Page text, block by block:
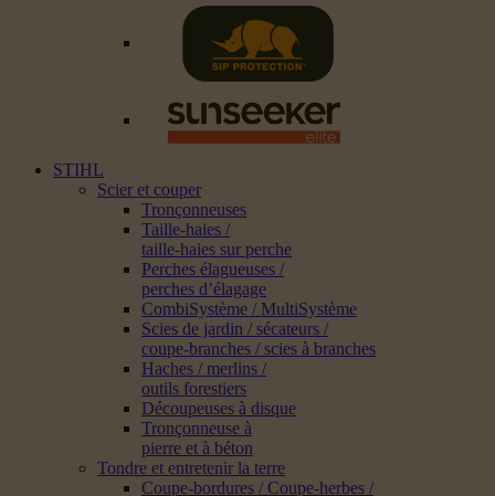
STIHL
Scier et couper
Tronçonneuses
Taille-haies /
taille-haies sur perche
Perches élagueuses /
perches d’élagage
CombiSystème / MultiSystème
Scies de jardin / sécateurs /
coupe-branches / scies à branches
Haches / merlins /
outils forestiers
Découpeuses à disque
Tronçonneuse à
pierre et à béton
Tondre et entretenir la terre
Coupe-bordures / Coupe-herbes /